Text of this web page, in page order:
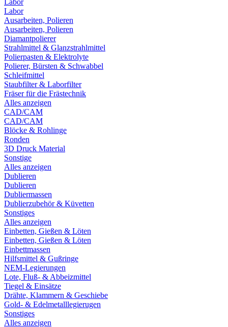
Labor
Labor
Ausarbeiten, Polieren
Ausarbeiten, Polieren
Diamantpolierer
Strahlmittel & Glanzstrahlmittel
Polierpasten & Elektrolyte
Polierer, Bürsten & Schwabbel
Schleifmittel
Staubfilter & Laborfilter
Fräser für die Frästechnik
Alles anzeigen
CAD/CAM
CAD/CAM
Blöcke & Rohlinge
Ronden
3D Druck Material
Sonstige
Alles anzeigen
Dublieren
Dublieren
Dubliermassen
Dublierzubehör & Küvetten
Sonstiges
Alles anzeigen
Einbetten, Gießen & Löten
Einbetten, Gießen & Löten
Einbettmassen
Hilfsmittel & Gußringe
NEM-Legierungen
Lote, Fluß- & Abbeizmittel
Tiegel & Einsätze
Drähte, Klammern & Geschiebe
Gold- & Edelmetalllegierugen
Sonstiges
Alles anzeigen